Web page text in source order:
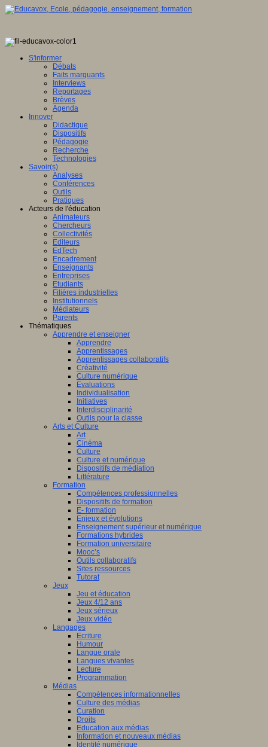
S'informer
Débats
Faits marquants
Interviews
Reportages
Brèves
Agenda
Innover
Didactique
Dispositifs
Pédagogie
Recherche
Technologies
Savoir(s)
Analyses
Conférences
Outils
Pratiques
Acteurs de l'éducation
Animateurs
Chercheurs
Collectivités
Editeurs
EdTech
Encadrement
Enseignants
Entreprises
Etudiants
Filières industrielles
Institutionnels
Médiateurs
Parents
Thématiques
Apprendre et enseigner
Apprendre
Apprentissages
Apprentissages collaboratifs
Créativité
Culture numérique
Evaluations
Individualisation
Initiatives
Interdisciplinarité
Outils pour la classe
Arts et Culture
Art
Cinéma
Culture
Culture et numérique
Dispositifs de médiation
Littérature
Formation
Compétences professionnelles
Dispositifs de formation
E- formation
Enjeux et évolutions
Enseignement supérieur et numérique
Formations hybrides
Formation universitaire
Mooc’s
Outils collaboratifs
Sites ressources
Tutorat
Jeux
Jeu et éducation
Jeux 4/12 ans
Jeux sérieux
Jeux vidéo
Langages
Ecriture
Humour
Langue orale
Langues vivantes
Lecture
Programmation
Médias
Compétences informationnelles
Culture des médias
Curation
Droits
Education aux médias
Information et nouveaux médias
Identité numérique